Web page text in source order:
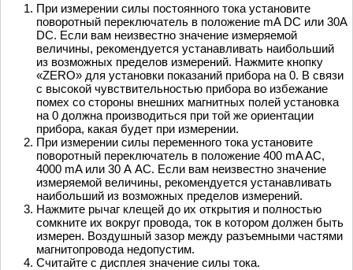
При измерении силы постоянного тока установите
поворотный переключатель в положение mA DC или 30А
DC. Если вам неизвестно значение измеряемой
величины, рекомендуется устанавливать наибольший
из возможных пределов измерений. Нажмите кнопку
«ZERO» для установки показаний прибора на 0. В связи
с высокой чувствительностью прибора во избежание
помех со стороны внешних магнитных полей установка
на 0 должна производиться при той же ориентации
прибора, какая будет при измерении.
При измерении силы переменного тока установите
поворотный переключатель в положение 400 mA AC,
4000 mA или 30 А AC. Если вам неизвестно значение
измеряемой величины, рекомендуется устанавливать
наибольший из возможных пределов измерений.
Нажмите рычаг клещей до их открытия и полностью
сомкните их вокруг провода, ток в котором должен быть
измерен. Воздушный зазор между разъемными частями
магнитопровода недопустим.
Считайте с дисплея значение силы тока.